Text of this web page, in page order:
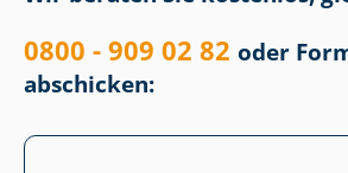
0800 - 909 02 82 oder
abschicken: